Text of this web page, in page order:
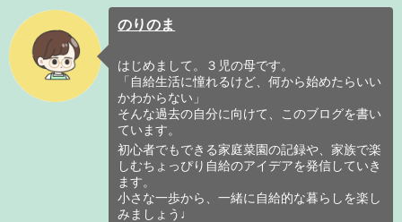
のりのま
はじめまして。３児の母です。
「自給生活に憧れるけど、何から始めたらいい
かわからない」
そんな過去の自分に向けて、このブログを書い
ています。
初心者でもできる家庭菜園の記録や、家族で楽
しむちょっぴり自給のアイデアを発信していき
ます。
小さな一歩から、一緒に自給的な暮らしを楽し
みましょう♩